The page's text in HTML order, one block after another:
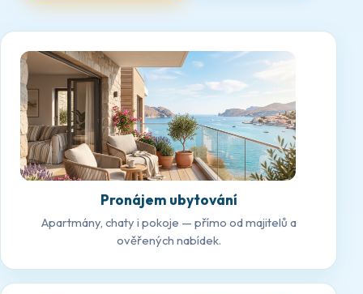
Pronájem ubytování
Apartmány, chaty i pokoje — přímo od majitelů a
ověřených nabídek.